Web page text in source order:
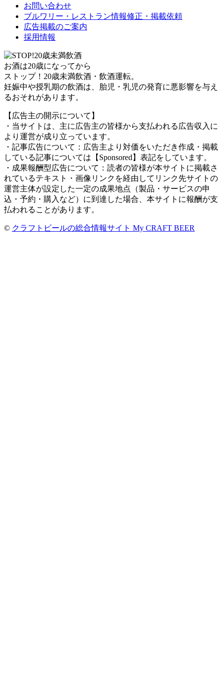
お問い合わせ
ブルワリー・レストラン情報修正・掲載依頼
広告掲載のご案内
採用情報
お酒は20歳になってから
ストップ！20歳未満飲酒・飲酒運転。
妊娠中や授乳期の飲酒は、胎児・乳児の発育に悪影響を与え
るおそれがあります。
【広告主の開示について】
・当サイトは、主に広告主の皆様から支払われる広告収入に
より運営が成り立っています。
・記事広告について：広告主より対価をいただき作成・掲載
している記事については【Sponsored】表記をしています。
・成果報酬型広告について：読者の皆様が本サイトに掲載さ
れているテキスト・画像リンクを経由してリンク先サイトの
運営主体が設定した一定の成果地点（製品・サービスの申
込・予約・購入など）に到達した場合、本サイトに報酬が支
払われることがあります。
© クラフトビールの総合情報サイト My CRAFT BEER